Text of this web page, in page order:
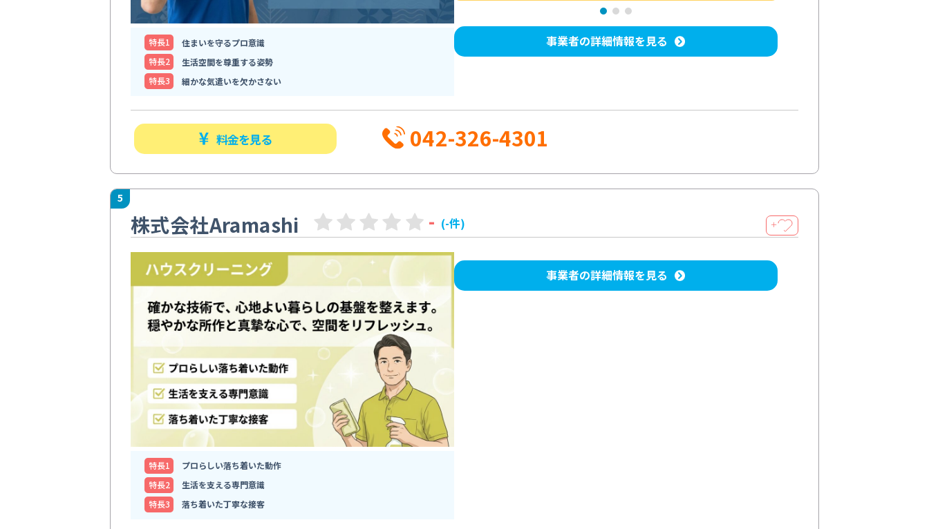
特⻑1
住まいを守るプロ意識
特⻑2
生活空間を尊重する姿勢
特⻑3
細かな気遣いを欠かさない
事業者の詳細情報を見る
料金を見る 042-326-4301
5
株式会社Aramashi - (-件) ＋
特⻑1
プロらしい落ち着いた動作
特⻑2
生活を支える専門意識
特⻑3
落ち着いた丁寧な接客
事業者の詳細情報を見る